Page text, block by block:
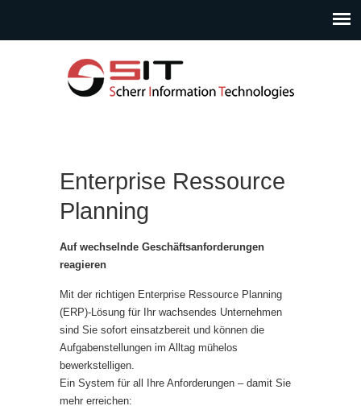
Enterprise Ressource
Planning
Auf wechselnde Geschäftsanforderungen
reagieren
Mit der richtigen Enterprise Ressource Planning
(ERP)-Lösung für Ihr wachsendes Unternehmen
sind Sie sofort einsatzbereit und können die
Aufgabenstellungen im Alltag mühelos
bewerkstelligen.
Ein System für all Ihre Anforderungen – damit Sie
mehr erreichen: